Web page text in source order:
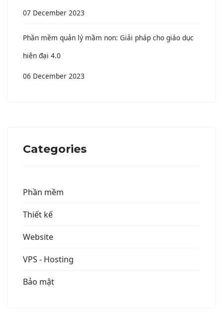
07 December 2023
Phần mềm quản lý mầm non: Giải pháp cho giáo dục
hiện đại 4.0
06 December 2023
Categories
Phần mềm
Thiết kế
Website
VPS - Hosting
Bảo mật